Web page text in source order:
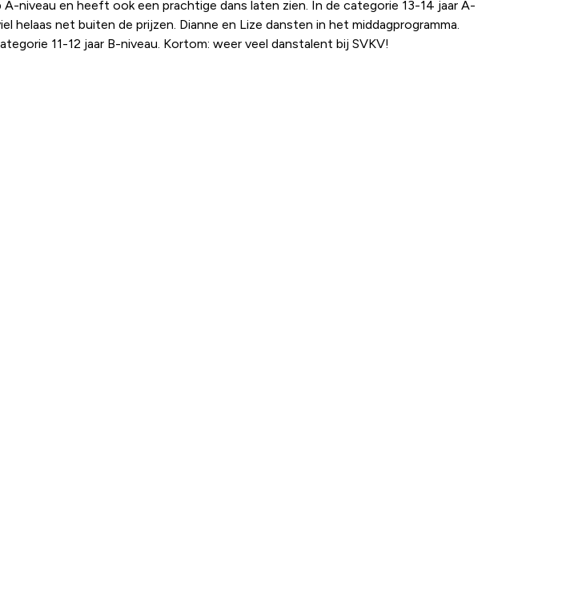
niveau en heeft ook een prachtige dans laten zien. In de categorie 13-14 jaar A-
helaas net buiten de prijzen. Dianne en Lize dansten in het middagprogramma.
11-12 jaar B-niveau. Kortom: weer veel danstalent bij SVKV!